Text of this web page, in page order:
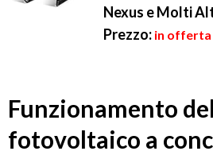
Nexus e Molti
Prezzo: in offerta
Funzionamento del
fotovoltaico a